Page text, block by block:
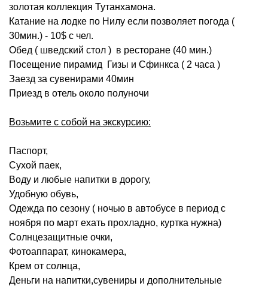
золотая коллекция Тутанхамона.
Катание на лодке по Нилу если позволяет погода (
30мин.) - 10$ с чел.
Обед ( шведский стол ) в ресторане (40 мин.)
Посещение пирамид Гизы и Сфинкса ( 2 часа )
Заезд за сувенирами 40мин
Приезд в отель около полуночи
Возьмите с собой на экскурсию:
Паспорт,
Сухой паек,
Воду и любые напитки в дорогу,
Удобную обувь,
Одежда по сезону ( ночью в автобусе в период с
ноября по март ехать прохладно, куртка нужна)
Солнцезащитные очки,
Фотоаппарат, кинокамера,
Крем от солнца,
Деньги на напитки,сувениры и дополнительные